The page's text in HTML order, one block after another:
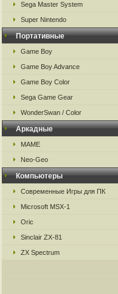
Sega Master System
Super Nintendo
Портативные
Game Boy
Game Boy Advance
Game Boy Color
Sega Game Gear
WonderSwan / Color
Аркадные
MAME
Neo-Geo
Компьютеры
Современные Игры для ПК
Microsoft MSX-1
Oric
Sinclair ZX-81
ZX Spectrum